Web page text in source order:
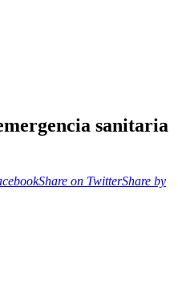
sanitaria
Share on TwitterShare by